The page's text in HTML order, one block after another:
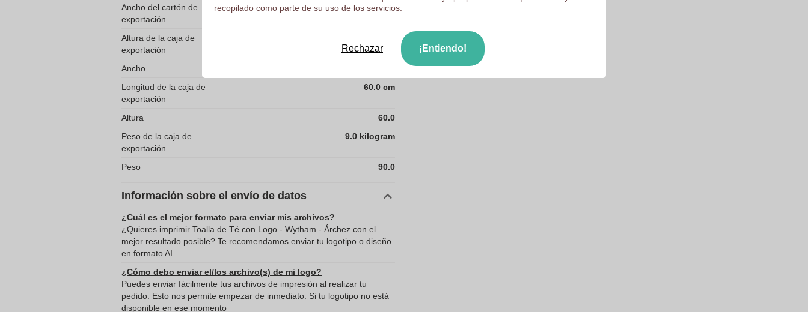
Ancho del cartón de
exportación
29.0 cm
Altura de la caja de
exportación
Ancho
Longitud de la caja de
exportación
60.0 cm
Altura
60.0
Peso de la caja de
exportación
9.0 kilogram
Peso 90.0
Información sobre el envío de datos
¿Cuál es el mejor formato para enviar mis archivos?
¿Quieres imprimir Toalla de Té con Logo - Wytham - Árchez con el
mejor resultado posible? Te recomendamos enviar tu logotipo o diseño
en formato AI
¿Cómo debo enviar el/los archivo(s) de mi logo?
Puedes enviar fácilmente tus archivos de impresión al realizar tu
pedido. Esto nos permite empezar de inmediato. Si tu logotipo no está
disponible en ese momento
recopilado como parte de su uso de los servicios.
Rechazar ¡Entiendo!